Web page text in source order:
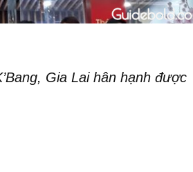
Gia Lai hân hạnh được